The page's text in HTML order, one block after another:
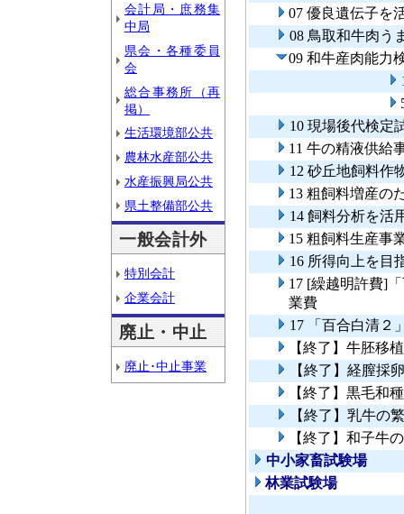
会計局・庶務集
中局
県会・各種委員
会
総合事務所（再
掲）
生活環境部公共
農林水産部公共
水産振興局公共
県土整備部公共
一般会計外
特別会計
企業会計
廃止・中止
廃止･中止事業
07 優良遺伝子を
08 鳥取和牛肉う
09 和牛産肉能力
10 現場後代検定
11 牛の精液供給
12 砂丘地飼料作
13 粗飼料増産の
14 飼料分析を活
15 粗飼料生産事
16 所得向上を目
17 [繰越明許費]
業費
17 「百合白清２
【終了】牛胚移
【終了】経膣採
【終了】黒毛和
【終了】乳牛の
【終了】和子牛
中小家畜試験場
林業試験場